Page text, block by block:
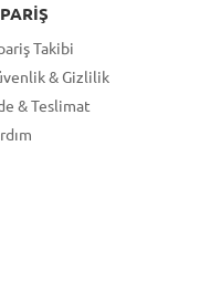
Takibi
& Gizlilik
& Teslimat